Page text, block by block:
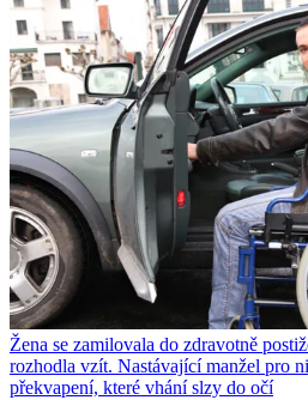
Žena se zamilovala do zdravotně
rozhodla vzít. Nastávající manžel pro
překvapení, které vhání slzy do očí